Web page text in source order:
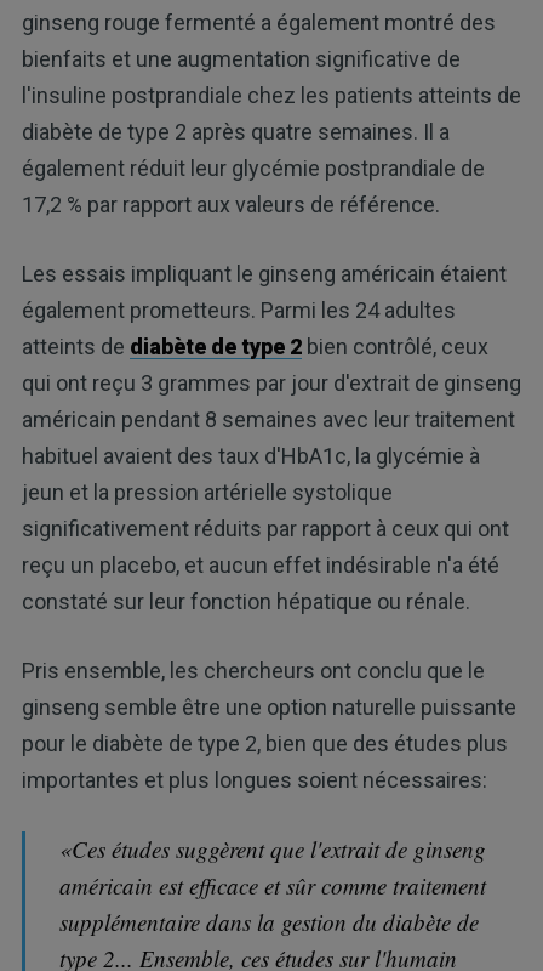
ginseng rouge fermenté a également montré des
bienfaits et une augmentation significative de
l'insuline postprandiale chez les patients atteints de
diabète de type 2 après quatre semaines. Il a
également réduit leur glycémie postprandiale de
17,2 % par rapport aux valeurs de référence.
Les essais impliquant le ginseng américain étaient
également prometteurs. Parmi les 24 adultes
atteints de diabète de type 2bien contrôlé, ceux
qui ont reçu 3 grammes par jour d'extrait de ginseng
américain pendant 8 semaines avec leur traitement
habituel avaient des taux d'HbA1c, la glycémie à
jeun et la pression artérielle systolique
significativement réduits par rapport à ceux qui ont
reçu un placebo, et aucun effet indésirable n'a été
constaté sur leur fonction hépatique ou rénale.
Pris ensemble, les chercheurs ont conclu que le
ginseng semble être une option naturelle puissante
pour le diabète de type 2, bien que des études plus
importantes et plus longues soient nécessaires:
«Ces études suggèrent que l'extrait de ginseng
américain est efficace et sûr comme traitement
supplémentaire dans la gestion du diabète de
type 2... Ensemble, ces études sur l'humain